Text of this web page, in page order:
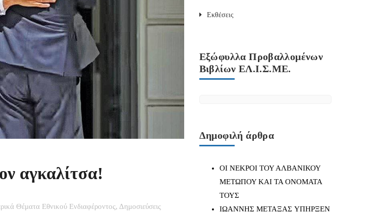
αγκαλίτσα!
Θέματα Εθνικού Ενδιαφέροντος, Δημοσιεύσεις
Εκθέσεις
Εξώφυλλα Προβαλλομένων
Βιβλίων ΕΛ.Ι.Σ.ΜΕ.
Δημοφιλή άρθρα
ΟΙ ΝΕΚΡΟΙ ΤΟΥ ΑΛΒΑΝΙΚΟΥ
ΜΕΤΩΠΟΥ ΚΑΙ ΤΑ ΟΝΟΜΑΤΑ
ΤΟΥΣ
IΩΑΝΝΗΣ ΜΕΤΑΞΑΣ YΠΗΡΞΕΝ